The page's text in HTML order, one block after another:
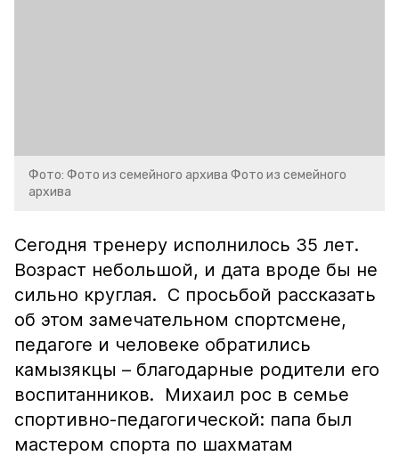
Фото: Фото из семейного архива Фото из семейного
архива
Сегодня тренеру исполнилось 35 лет.
Возраст небольшой, и дата вроде бы не
сильно круглая. С просьбой рассказать
об этом замечательном спортсмене,
педагоге и человеке обратились
камызякцы – благодарные родители его
воспитанников. Михаил рос в семье
спортивно-педагогической: папа был
мастером спорта по шахматам